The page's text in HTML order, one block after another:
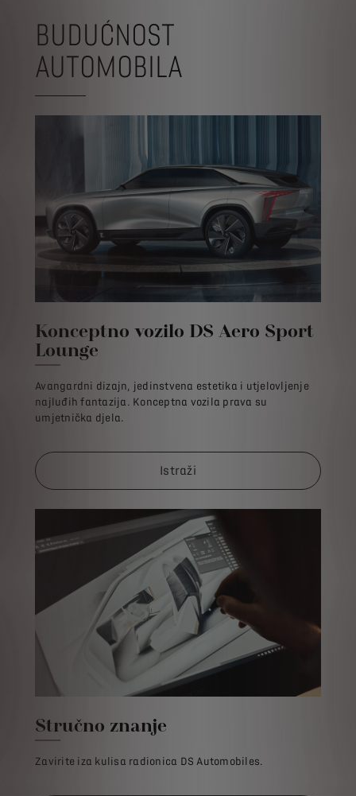
BUDUĆNOST
AUTOMOBILA
Konceptno vozilo DS Aero Sport
Lounge
Avangardni dizajn, jedinstvena estetika i utjelovljenje
najluđih fantazija. Konceptna vozila prava su
umjetnička djela.
Istraži
Stručno znanje
Zavirite iza kulisa radionica DS Automobiles.